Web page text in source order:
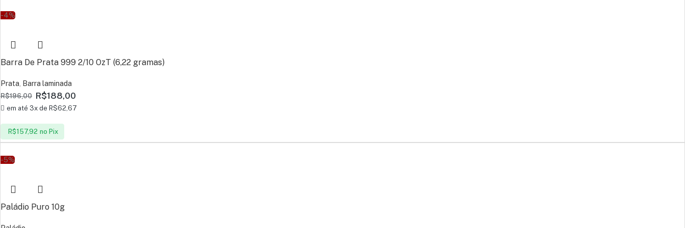
-4%
Barra De Prata 999 2/10 OzT (6,22 gramas)
Prata Barra laminada
R$196,00 R$188,00
em até 3x de R$62,67
R$157,92 no Pix
-5%
Paládio Puro 10g